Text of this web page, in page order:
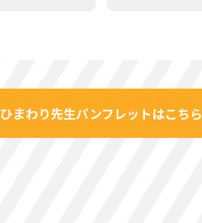
ひまわり先生パンフレットはこちら